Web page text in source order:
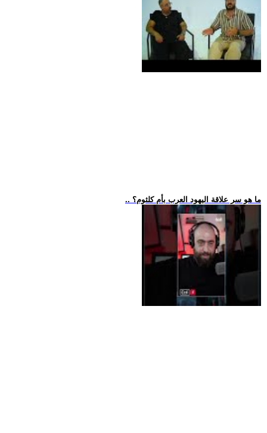
.. ما هو سر علاقة اليهود العرب بأم كلثوم؟